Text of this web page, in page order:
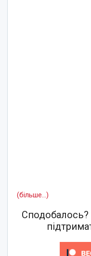
(більше…)